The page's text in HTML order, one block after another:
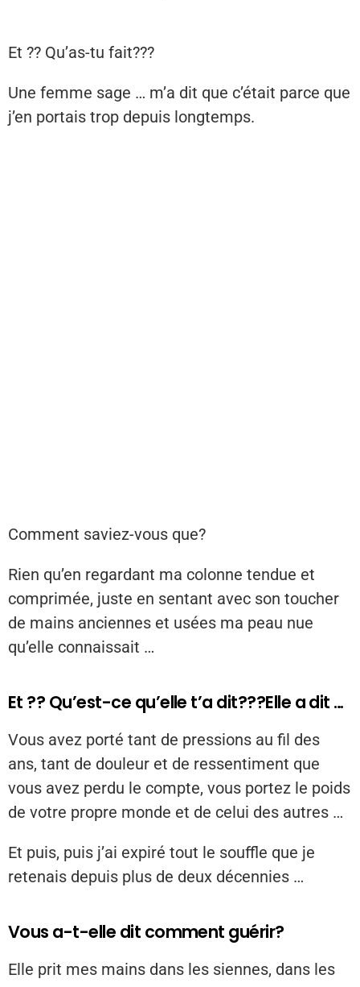
Et ?? Qu’as-tu fait???
Une femme sage … m’a dit que c’était parce que
j’en portais trop depuis longtemps.
Comment saviez-vous que?
Rien qu’en regardant ma colonne tendue et
comprimée, juste en sentant avec son toucher
de mains anciennes et usées ma peau nue
qu’elle connaissait …
Et ?? Qu’est-ce qu’elle t’a dit???Elle a dit …
Vous avez porté tant de pressions au fil des
ans, tant de douleur et de ressentiment que
vous avez perdu le compte, vous portez le poids
de votre propre monde et de celui des autres …
Et puis, puis j’ai expiré tout le souffle que je
retenais depuis plus de deux décennies …
Vous a-t-elle dit comment guérir?
Elle prit mes mains dans les siennes, dans les